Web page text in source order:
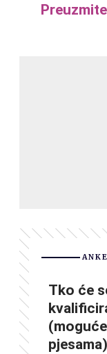
Tko će
pjesama)